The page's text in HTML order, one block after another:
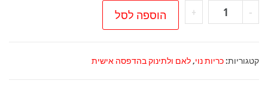
-
כמות
של
לכרית
+ הוספה לסל
קטגוריות:כריות נוי,לאם ולתינוק בהדפסה אישית